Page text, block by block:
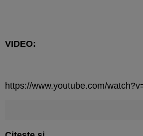
VIDEO:
https://www.youtube.com/